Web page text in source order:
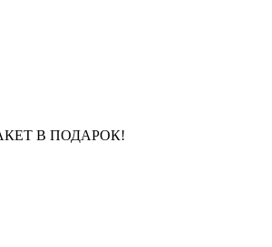
В ПОДАРОК!